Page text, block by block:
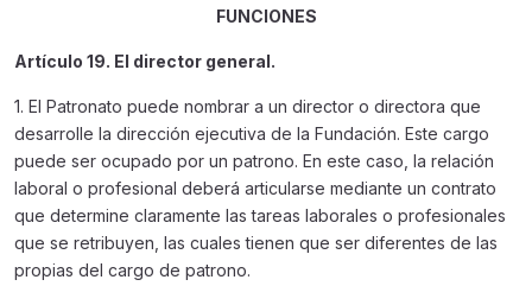
FUNCIONES
Artículo 19. El director general.
1. El Patronato puede nombrar a un director o directora que
desarrolle la dirección ejecutiva de la Fundación. Este cargo
puede ser ocupado por un patrono. En este caso, la relación
laboral o profesional deberá articularse mediante un contrato
que determine claramente las tareas laborales o profesionales
que se retribuyen, las cuales tienen que ser diferentes de las
propias del cargo de patrono.